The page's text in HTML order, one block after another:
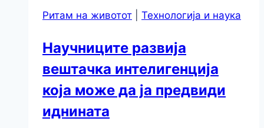
Ритам на животот Технологија и наука
Научниците развија
вештачка интелигенција
која може да ја предвиди
иднината